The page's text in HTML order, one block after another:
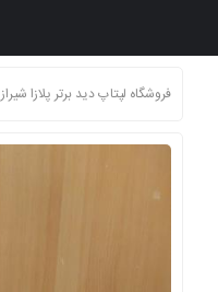
فروشگاه لپتاپ دید برتر پلازا شیراز